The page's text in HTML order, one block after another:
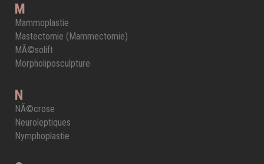
M
Mammoplastie
Mastectomie (Mammectomie)
MÃ©solift
Morpholiposculpture
N
NÃ©crose
Neuroleptiques
Nymphoplastie